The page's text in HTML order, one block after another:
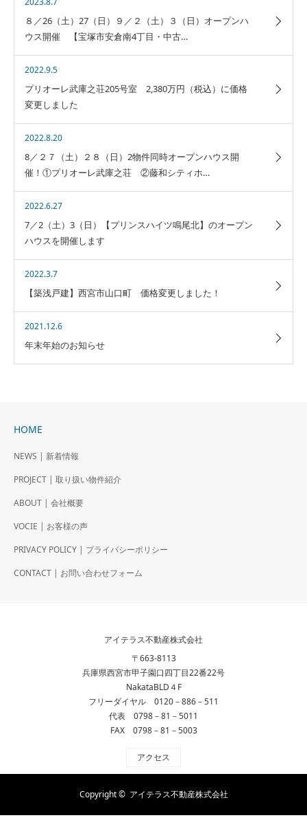
８／26（土）27（日）９／２（土）３（日）オープンハ
ウス開催 【宝塚市安倉南4丁目・中古…
2022.9.5
プリオーレ武庫之荘205号室 2,380万円（税込）に価格
変更しました
2022.8.20
8／２７（土）２８（日）2物件同時オープンハウス開
催！①プリオーレ武庫之荘 ②藤和シティホ…
2022.6.27
7／2（土）3（日）【プリンスハイツ鳴尾北】のオープン
ハウスを開催します
2022.3.7
【築浅戸建】西宮市山口町 価格変更しました！
2021.12.6
年末年始のお知らせ
HOME
NEWS | 新着情報
PROJECT | 取り扱い物件紹介
ABOUT | 会社概要
VOCIE | お客様の声
PRIVACY POLICY | プライバシーポリシー
CONTACT | お問い合わせフォーム
アイテラス不動産株式会社
〒663-8113
兵庫県西宮市甲子園口四丁目22番22号
NakataBLD４F
フリーダイヤル 0120－886－511
代表 0798－81－5011
FAX 0798－81－5003
アクセス
Copyright © アイテラス不動産株式会社